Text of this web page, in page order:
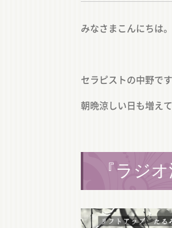
みなさまこんにちは。
セラピストの中野です
朝晩涼しい日も増え
『ラジ